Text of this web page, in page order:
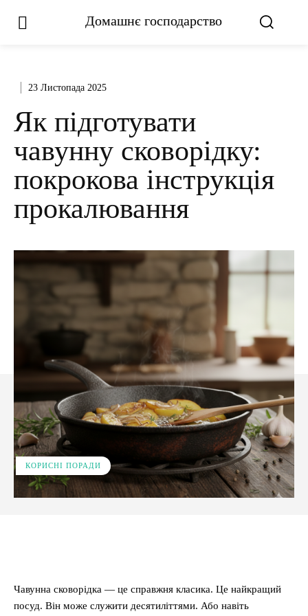
Домашнє господарство
23 Листопада 2025
Як підготувати
чавунну сковорідку:
покрокова інструкція
прокалювання
КОРИСНІ ПОРАДИ
Чавунна сковорідка — це справжня класика. Це найкращий
посуд. Він може служити десятиліттями. Або навіть